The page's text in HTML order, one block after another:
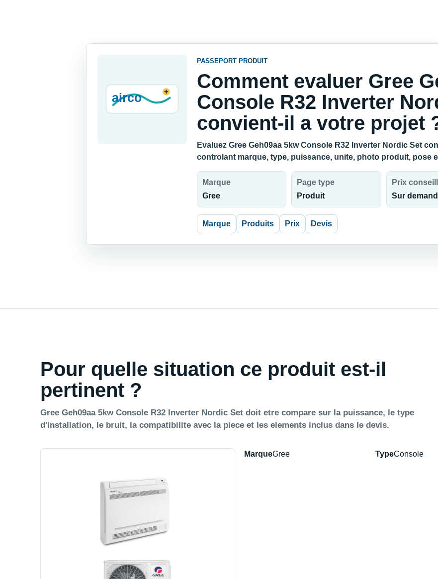
PASSEPORT PRODUIT
Comment evaluer Gree
Console R32 Inverter
convient-il a votre projet
Evaluez Gree Geh09aa 5kw Console R32 Inverter Nordic Set
controlant marque, type, puissance, unite, photo produit, pose
Marque
Gree
Page type
Produit
Prix
Sur
Marque Produits Prix Devis
Pour quelle situation ce produit est-il
pertinent ?
Gree Geh09aa 5kw Console R32 Inverter Nordic Set doit etre compare sur la puissance, le type
d'installation, le bruit, la compatibilite avec la piece et les elements inclus dans le devis.
MarqueGree TypeConsole